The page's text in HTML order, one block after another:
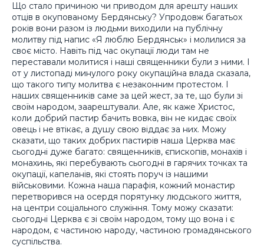
Що стало причиною чи приводом для арешту наших
отців в окупованому Бердянську? Упродовж багатьох
років вони разом із людьми виходили на публічну
молитву під напис «Я люблю Бердянськ» і молилися за
своє місто. Навіть під час окупації люди там не
переставали молитися і наші священники були з ними. І
от у листопаді минулого року окупаційна влада сказала,
що такого типу молитва є незаконним протестом. І
наших священників саме за цей жест, за те, що були зі
своїм народом, заарештували. Але, як каже Христос,
коли добрий пастир бачить вовка, він не кидає своїх
овець і не втікає, а душу свою віддає за них. Можу
сказати, що таких добрих пастирів наша Церква має
сьогодні дуже багато: священників, єпископів, монахів і
монахинь, які перебувають сьогодні в гарячих точках та
окупації, капеланів, які стоять поруч із нашими
військовими. Кожна наша парафія, кожний монастир
перетворився на осердя порятунку людського життя,
на центри соціального служіння. Тому можу сказати:
сьогодні Церква є зі своїм народом, тому що вона і є
народом, є частиною народу, частиною громадянського
суспільства.